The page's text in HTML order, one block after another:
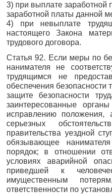
3) при выплате
заработной платы данной
4) при невыплате
настоящего Закона
трудового договора.
Статья 92. Если меры по
нанимателя не
трудящимся не
обеспечения
защите безопасности
заинтересованные
исправлению
серьезных
правительства уездной
обязывающее
порядок; в отношении
условиях аварийной
приведшей к
имущественным
ответственности по